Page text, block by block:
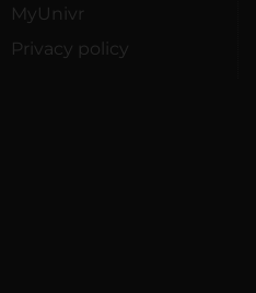
MyUnivr
Privacy policy